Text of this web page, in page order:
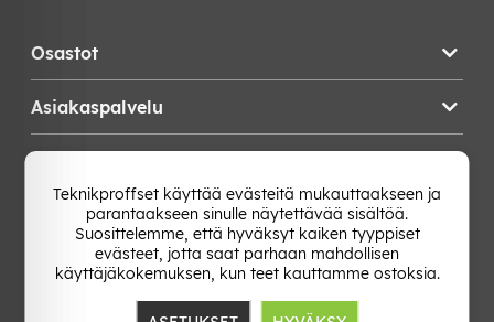
Osastot
Asiakaspalvelu
Vaihda Maa
Teknikproffset käyttää evästeitä mukauttaakseen ja
parantaakseen sinulle näytettävää sisältöä.
Suosittelemme, että hyväksyt kaiken tyyppiset
evästeet, jotta saat parhaan mahdollisen
käyttäjäkokemuksen, kun teet kauttamme ostoksia.